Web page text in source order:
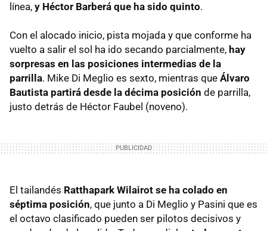
línea, y Héctor Barberá que ha sido quinto.
Con el alocado inicio, pista mojada y que conforme ha
vuelto a salir el sol ha ido secando parcialmente, hay
sorpresas en las posiciones intermedias de la
parrilla. Mike Di Meglio es sexto, mientras que Álvaro
Bautista partirá desde la décima posición de parrilla,
justo detrás de Héctor Faubel (noveno).
El tailandés Ratthapark Wilairot se ha colado en
séptima posición, que junto a Di Meglio y Pasini que es
el octavo clasificado pueden ser pilotos decisivos y